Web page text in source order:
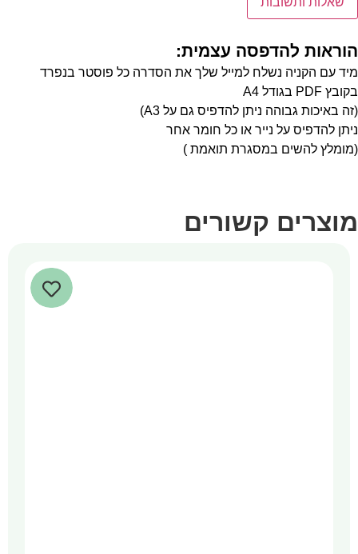
הוראות להדפסה עצמית:
מיד עם הקניה נשלח למייל שלך את הסדרה כל פוסטר בנפרד
בקובץ PDF בגודל A4
(זה באיכות גבוהה ניתן להדפיס גם על A3)
ניתן להדפיס על נייר או כל חומר אחר
(מומלץ להשים במסגרת תואמת )
מוצרים קשורים